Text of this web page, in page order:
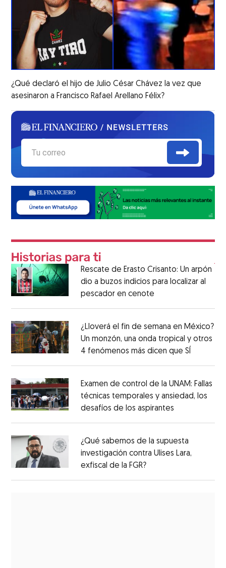
¿Qué declaró el hijo de Julio César Chávez la vez que
asesinaron a Francisco Rafael Arellano Félix?
Rescate de Erasto Crisanto: Un arpón
dio a buzos indicios para localizar al
pescador en cenote
¿Lloverá el fin de semana en México?
Un monzón, una onda tropical y otros
4 fenómenos más dicen que SÍ
Examen de control de la UNAM: Fallas
técnicas temporales y ansiedad, los
desafíos de los aspirantes
¿Qué sabemos de la supuesta
investigación contra Ulises Lara,
exfiscal de la FGR?